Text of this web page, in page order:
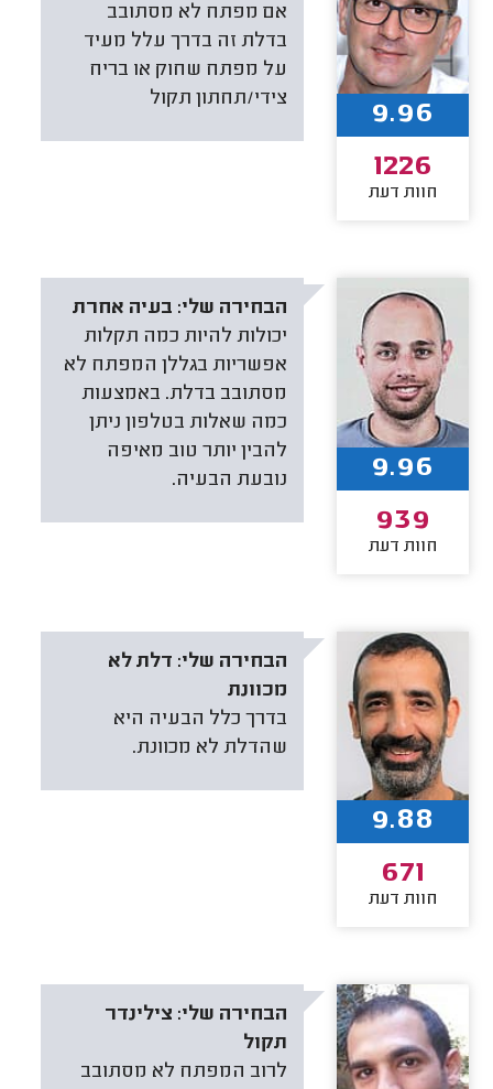
אם מפתח לא מסתובב
בדלת זה בדרך עלל מעיד
על מפתח שחוק או בריח
צידי/תחתון תקול
9.96
1226
חוות דעת
הבחירה שלי: בעיה אחרת
יכולות להיות כמה תקלות
אפשריות בגללן המפתח לא
מסתובב בדלת. באמצעות
כמה שאלות בטלפון ניתן
להבין יותר טוב מאיפה
נובעת הבעיה.
9.96
939
חוות דעת
הבחירה שלי: דלת לא
מכוונת
בדרך כלל הבעיה היא
שהדלת לא מכוונת.
9.88
671
חוות דעת
הבחירה שלי: צילינדר
תקול
לרוב המפתח לא מסתובב